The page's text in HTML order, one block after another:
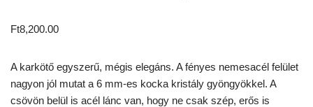
Ft8,200.00
A karkötő egyszerű, mégis elegáns. A fényes nemesacél felület
nagyon jól mutat a 6 mm-es kocka kristály gyöngyökkel. A
csövön belül is acél lánc van, hogy ne csak szép, erős is